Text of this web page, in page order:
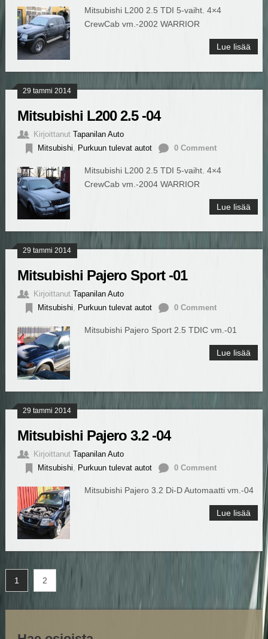
Mitsubishi L200 2.5 TDI 5-vaiht. 4×4
CrewCab vm.-2002 WARRIOR
Lue lisää
29 tammi 2014
Mitsubishi L200 2.5 -04
Kirjoittanut Tapanilan Auto
Mitsubishi
Purkuun tulevat autot 0 Comment
Mitsubishi L200 2.5 TDI 5-vaiht. 4×4
CrewCab vm.-2004 WARRIOR
Lue lisää
29 tammi 2014
Mitsubishi Pajero Sport -01
Kirjoittanut Tapanilan Auto
Mitsubishi, Purkuun tulevat autot 0 Comment
Mitsubishi Pajero Sport 2.5 TDIC vm.-01
Lue lisää
29 tammi 2014
Mitsubishi Pajero 3.2 -04
Kirjoittanut Tapanilan Auto
Mitsubishi
Purkuun tulevat autot 0 Comment
Mitsubishi Pajero 3.2 Di-D Automaatti vm.-04
Lue lisää
1 2